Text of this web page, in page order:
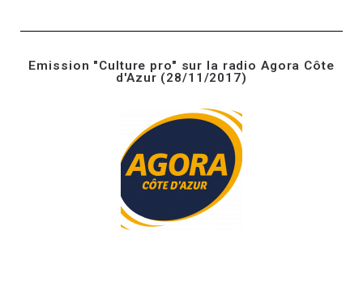
Emission "Culture pro" sur la radio Agora Côte
d'Azur (28/11/2017)